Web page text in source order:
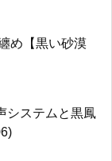
め【黒い砂漠
システムと黒鳳